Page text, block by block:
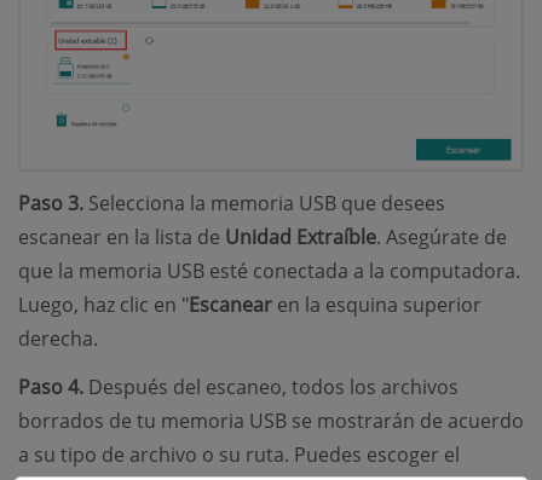
Paso 3. Selecciona la memoria USB que desees
escanear en la lista de Unidad Extraíble. Asegúrate de
que la memoria USB esté conectada a la computadora.
Luego, haz clic en "Escanear en la esquina superior
derecha.
Paso 4. Después del escaneo, todos los archivos
borrados de tu memoria USB se mostrarán de acuerdo
a su tipo de archivo o su ruta. Puedes escoger el